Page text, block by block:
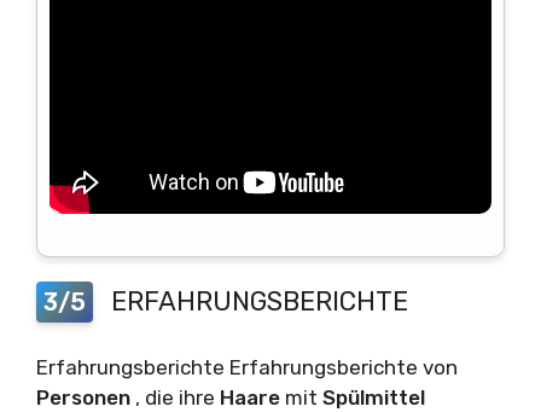
3/5 ERFAHRUNGSBERICHTE
Erfahrungsberichte Erfahrungsberichte von
Personen , die ihre Haare mit Spülmittel